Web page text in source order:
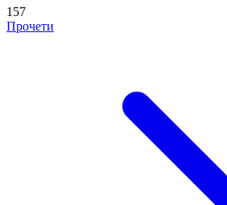
157
Прочети